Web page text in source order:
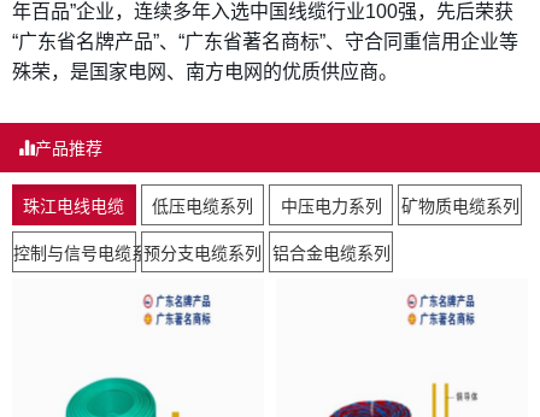
年百品”企业，连续多年入选中国线缆行业100强，先后荣获
“广东省名牌产品”、“广东省著名商标”、守合同重信用企业等
殊荣，是国家电网、南方电网的优质供应商。
产品推荐
珠江电线电缆 低压电缆系列 中压电力系列
矿物质电缆系列
控制与信号电缆系列预分支电缆系列 铝合金电缆系列